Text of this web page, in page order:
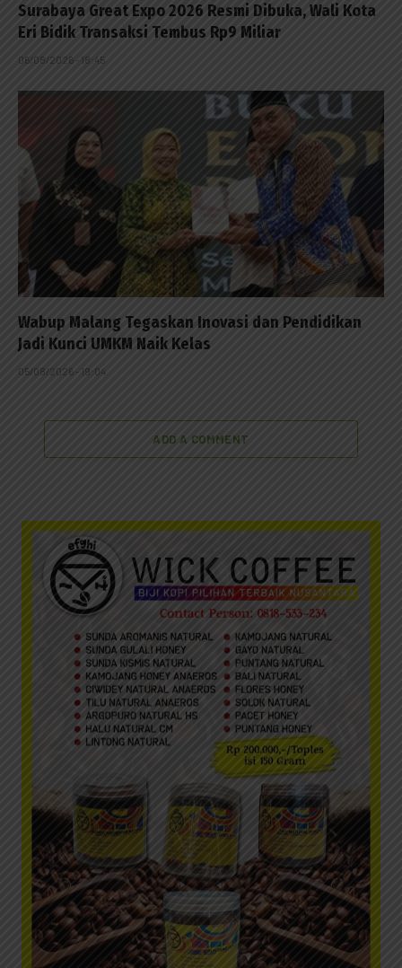
Surabaya Great Expo 2026 Resmi Dibuka, Wali Kota
Eri Bidik Transaksi Tembus Rp9 Miliar
06/08/2026 - 18:45
Wabup Malang Tegaskan Inovasi dan Pendidikan
Jadi Kunci UMKM Naik Kelas
05/08/2026 - 19:04
ADD A COMMENT